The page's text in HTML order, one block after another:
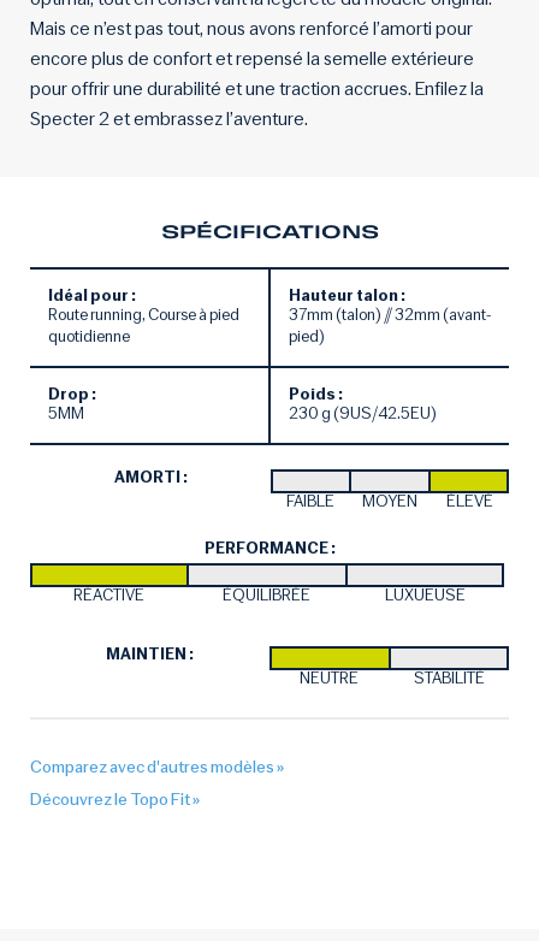
Mais ce n’est pas tout, nous avons renforcé l’amorti pour
encore plus de confort et repensé la semelle extérieure
pour offrir une durabilité et une traction accrues. Enfilez la
Specter 2 et embrassez l’aventure.
SPÉCIFICATIONS
Idéal pour :
Route running, Course à pied
quotidienne
Hauteur talon :
37mm (talon) // 32mm (avant-
pied)
Drop :
5MM
Poids :
230 g (9US/42.5EU)
AMORTI :
FAIBLE
MOYEN ÉLEVÉ
PERFORMANCE :
RÉACTIVE ÉQUILIBRÉE LUXUEUSE
MAINTIEN :
NEUTRE
STABILITÉ
Comparez avec d'autres modèles »
Découvrez le Topo Fit »